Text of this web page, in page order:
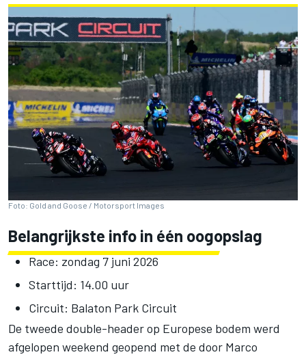
Foto: Gold and Goose / Motorsport Images
Belangrijkste info in één oogopslag
Race: zondag 7 juni 2026
Starttijd: 14.00 uur
Circuit: Balaton Park Circuit
De tweede double-header op Europese bodem werd
afgelopen weekend geopend met de door Marco